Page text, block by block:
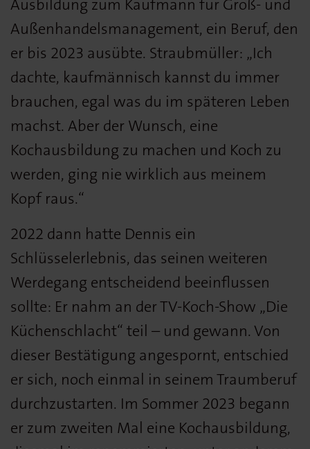
Ausbildung zum Kaufmann für Groß- und
Außenhandelsmanagement, ein Beruf, den
er bis 2023 ausübte. Straubmüller: „Ich
dachte, kaufmännisch kannst du immer
brauchen, egal was du im späteren Leben
machst. Aber der Wunsch, eine
Kochausbildung zu machen und Koch zu
werden, ging nie wirklich aus meinem
Kopf raus.“
2022 dann hatte Dennis ein
Schlüsselerlebnis, das seinen weiteren
Werdegang entscheidend beeinflussen
sollte: Er nahm an der TV-Koch-Show „Die
Küchenschlacht“ teil – und gewann. Von
dieser Bestätigung angespornt, entschied
er sich, noch einmal in seinem Traumberuf
durchzustarten. Im Sommer 2023 begann
er zum zweiten Mal eine Kochausbildung,